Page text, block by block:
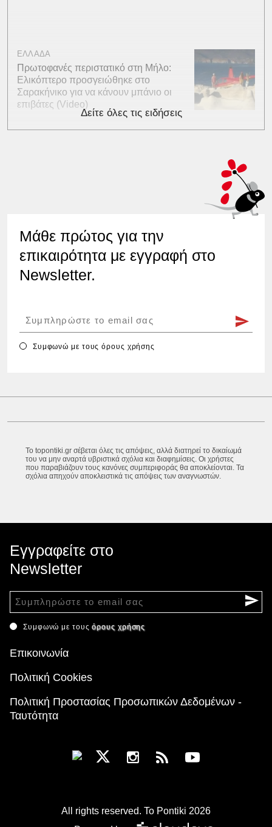
ΕΛΛΑΔΑ
Πρωτοφανές περιστατικό στη Μήλο:
Ελικόπτερο προσγειώθηκε στο
Σαρακήνικο για να κάνουν μπάνιο οι
επιβάτες (Video)
Δείτε όλες τις ειδήσεις
Μάθε πρώτος για την
επικαιρότητα με εγγραφή στο
Newsletter.
Συμφωνώ με τουςόρους χρήσης
Το topontiki.gr σέβεται όλες τις απόψεις, αλλά διατηρεί το δικαίωμά
του να μην αναρτά υβριστικά σχόλια και διαφημίσεις. Οι χρήστες
που παραβιάζουν τους κανόνες συμπεριφοράς θα αποκλείονται. Τα
σχόλια απηχούν αποκλειστικά τις απόψεις των αναγνωστών.
Εγγραφείτε στο
Newsletter
Συμφωνώ με τουςόρους χρήσης
Επικοινωνία
Πολιτική Cookies
Πολιτική Προστασίας Προσωπικών Δεδομένων -
Ταυτότητα
All rights reserved. To Pontiki 2026